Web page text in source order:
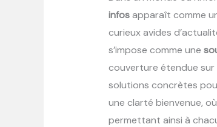
infosapparaît comme
curieux avides
s’impose comme une
couverture étendue
solutions concrètes
une clarté bienvenue,
permettant ainsi à